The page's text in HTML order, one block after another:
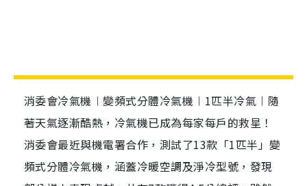
消委會冷氣機︱變頻式分體冷氣機︱1匹半冷氣︱隨
著天氣逐漸酷熱，冷氣機已成為每家每戶的救星！
消委會最近與機電署合作，測試了13款「1匹半」變
頻式分體冷氣機，涵蓋冷暖空調及淨冷型號，發現